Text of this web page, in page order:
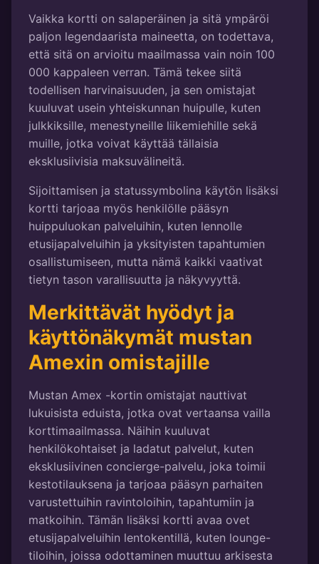
Vaikka kortti on salaperäinen ja sitä ympäröi
paljon legendaarista maineetta, on todettava,
että sitä on arvioitu maailmassa vain noin 100
000 kappaleen verran. Tämä tekee siitä
todellisen harvinaisuuden, ja sen omistajat
kuuluvat usein yhteiskunnan huipulle, kuten
julkkiksille, menestyneille liikemiehille sekä
muille, jotka voivat käyttää tällaisia
eksklusiivisia maksuvälineitä.
Sijoittamisen ja statussymbolina käytön lisäksi
kortti tarjoaa myös henkilölle pääsyn
huippuluokan palveluihin, kuten lennolle
etusijapalveluihin ja yksityisten tapahtumien
osallistumiseen, mutta nämä kaikki vaativat
tietyn tason varallisuutta ja näkyvyyttä.
Merkittävät hyödyt ja
käyttönäkymät mustan
Amexin omistajille
Mustan Amex -kortin omistajat nauttivat
lukuisista eduista, jotka ovat vertaansa vailla
korttimaailmassa. Näihin kuuluvat
henkilökohtaiset ja ladatut palvelut, kuten
eksklusiivinen concierge-palvelu, joka toimii
kestotilauksena ja tarjoaa pääsyn parhaiten
varustettuihin ravintoloihin, tapahtumiin ja
matkoihin. Tämän lisäksi kortti avaa ovet
etusijapalveluihin lentokentillä, kuten lounge-
tiloihin, joissa odottaminen muuttuu arkisesta